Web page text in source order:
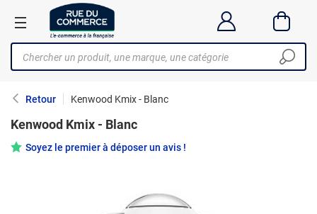
Retour Kenwood Kmix - Blanc
Kenwood Kmix - Blanc
Soyez le premier à déposer un avis !